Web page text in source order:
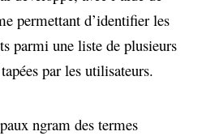
permettant d’identifier les
parmi une liste de plusieurs
par les utilisateurs.